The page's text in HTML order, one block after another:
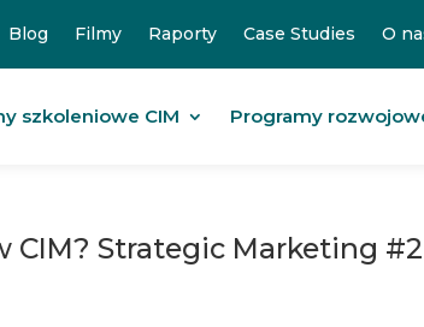
Blog Filmy Raporty Case Studies O
szkoleniowe CIM Programy
CIM? Strategic Marketing #2